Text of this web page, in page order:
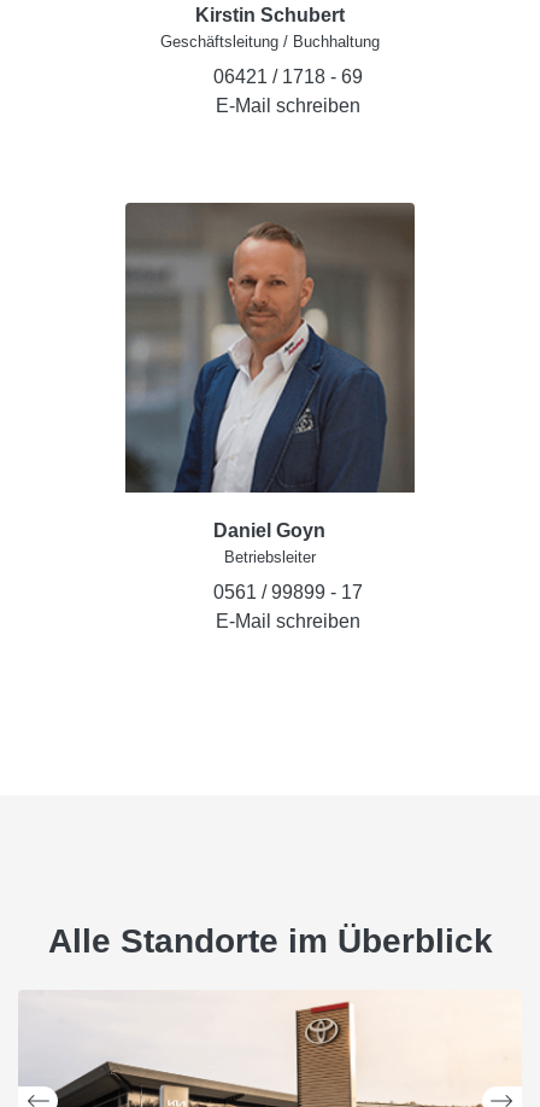
Kirstin Schubert
Geschäftsleitung / Buchhaltung
06421 / 1718 - 69
E-Mail schreiben
Daniel Goyn
Betriebsleiter
0561 / 99899 - 17
E-Mail schreiben
Alle Standorte im Überblick